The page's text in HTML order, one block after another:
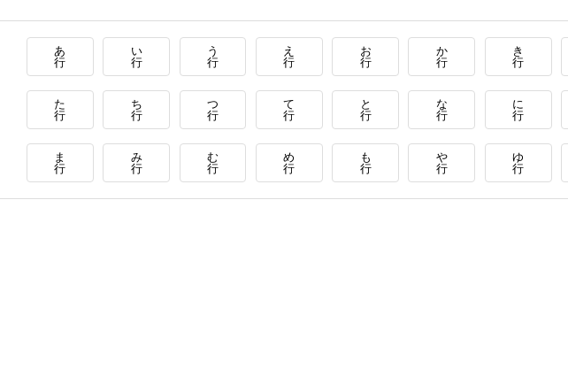
あ
行
い
行
う
行
え
行
お
行
か
行
き
行
た
行
ち
行
つ
行
て
行
と
行
な
行
に
行
ま
行
み
行
む
行
め
行
も
行
や
行
ゆ
行